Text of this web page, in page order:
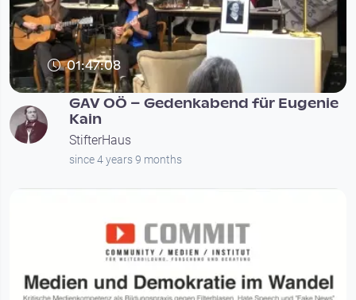
01:47:08
GAV OÖ – Gedenkabend für Eugenie
Kain
StifterHaus
since 4 years 9 months